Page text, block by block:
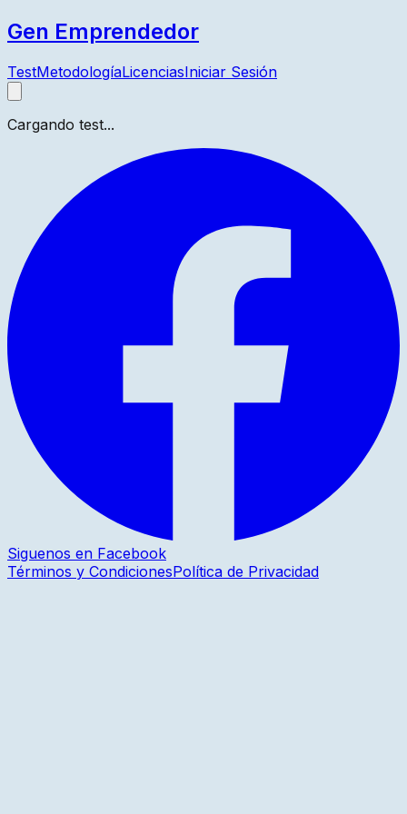
Gen Emprendedor
TestMetodologíaLicenciasIniciar Sesión
Cargando test...
Siguenos en Facebook
Términos y CondicionesPolítica de Privacidad